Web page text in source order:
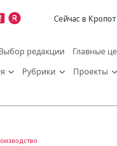
Cейчас в
редакции Главные
Рубрики Проекты